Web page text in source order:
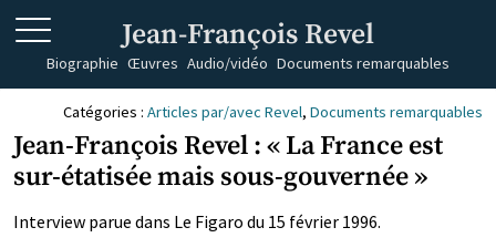
Jean-François Revel
Biographie Œuvres Audio/vidéo Documents remarquables
Catégories : Articles par/avec Revel, Documents remarquables
Jean-François Revel : « La France est
sur-étatisée mais sous-gouvernée »
Interview parue dans Le Figaro du 15 février 1996.